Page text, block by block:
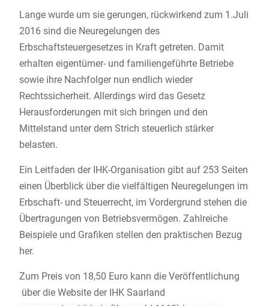
Lange wurde um sie gerungen, rückwirkend zum 1.Juli
2016 sind die Neuregelungen des
Erbschaftsteuergesetzes in Kraft getreten. Damit
erhalten eigentümer- und familiengeführte Betriebe
sowie ihre Nachfolger nun endlich wieder
Rechtssicherheit. Allerdings wird das Gesetz
Herausforderungen mit sich bringen und den
Mittelstand unter dem Strich steuerlich stärker
belasten.
Ein Leitfaden der IHK-Organisation gibt auf 253 Seiten
einen Überblick über die vielfältigen Neuregelungen im
Erbschaft- und Steuerrecht, im Vordergrund stehen die
Übertragungen von Betriebsvermögen. Zahlreiche
Beispiele und Grafiken stellen den praktischen Bezug
her.
Zum Preis von 18,50 Euro kann die Veröffentlichung
über die Website der IHK Saarland